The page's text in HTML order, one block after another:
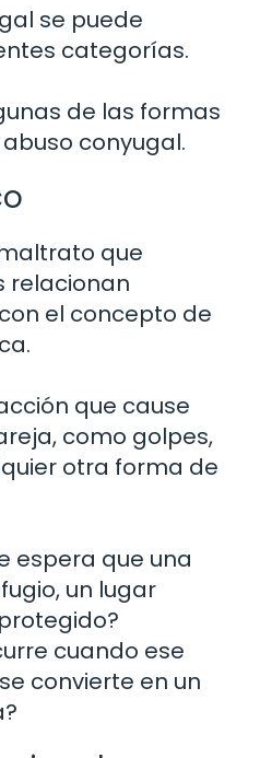
se puede
categorías.
de las formas
conyugal.
que
relacionan
el concepto de
que cause
como golpes,
otra forma de
espera que una
un lugar
cuando ese
convierte en un